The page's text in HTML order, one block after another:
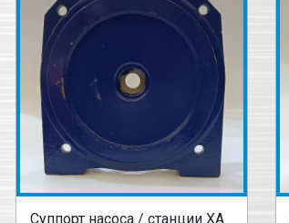
Суппорт насоса / станции XA